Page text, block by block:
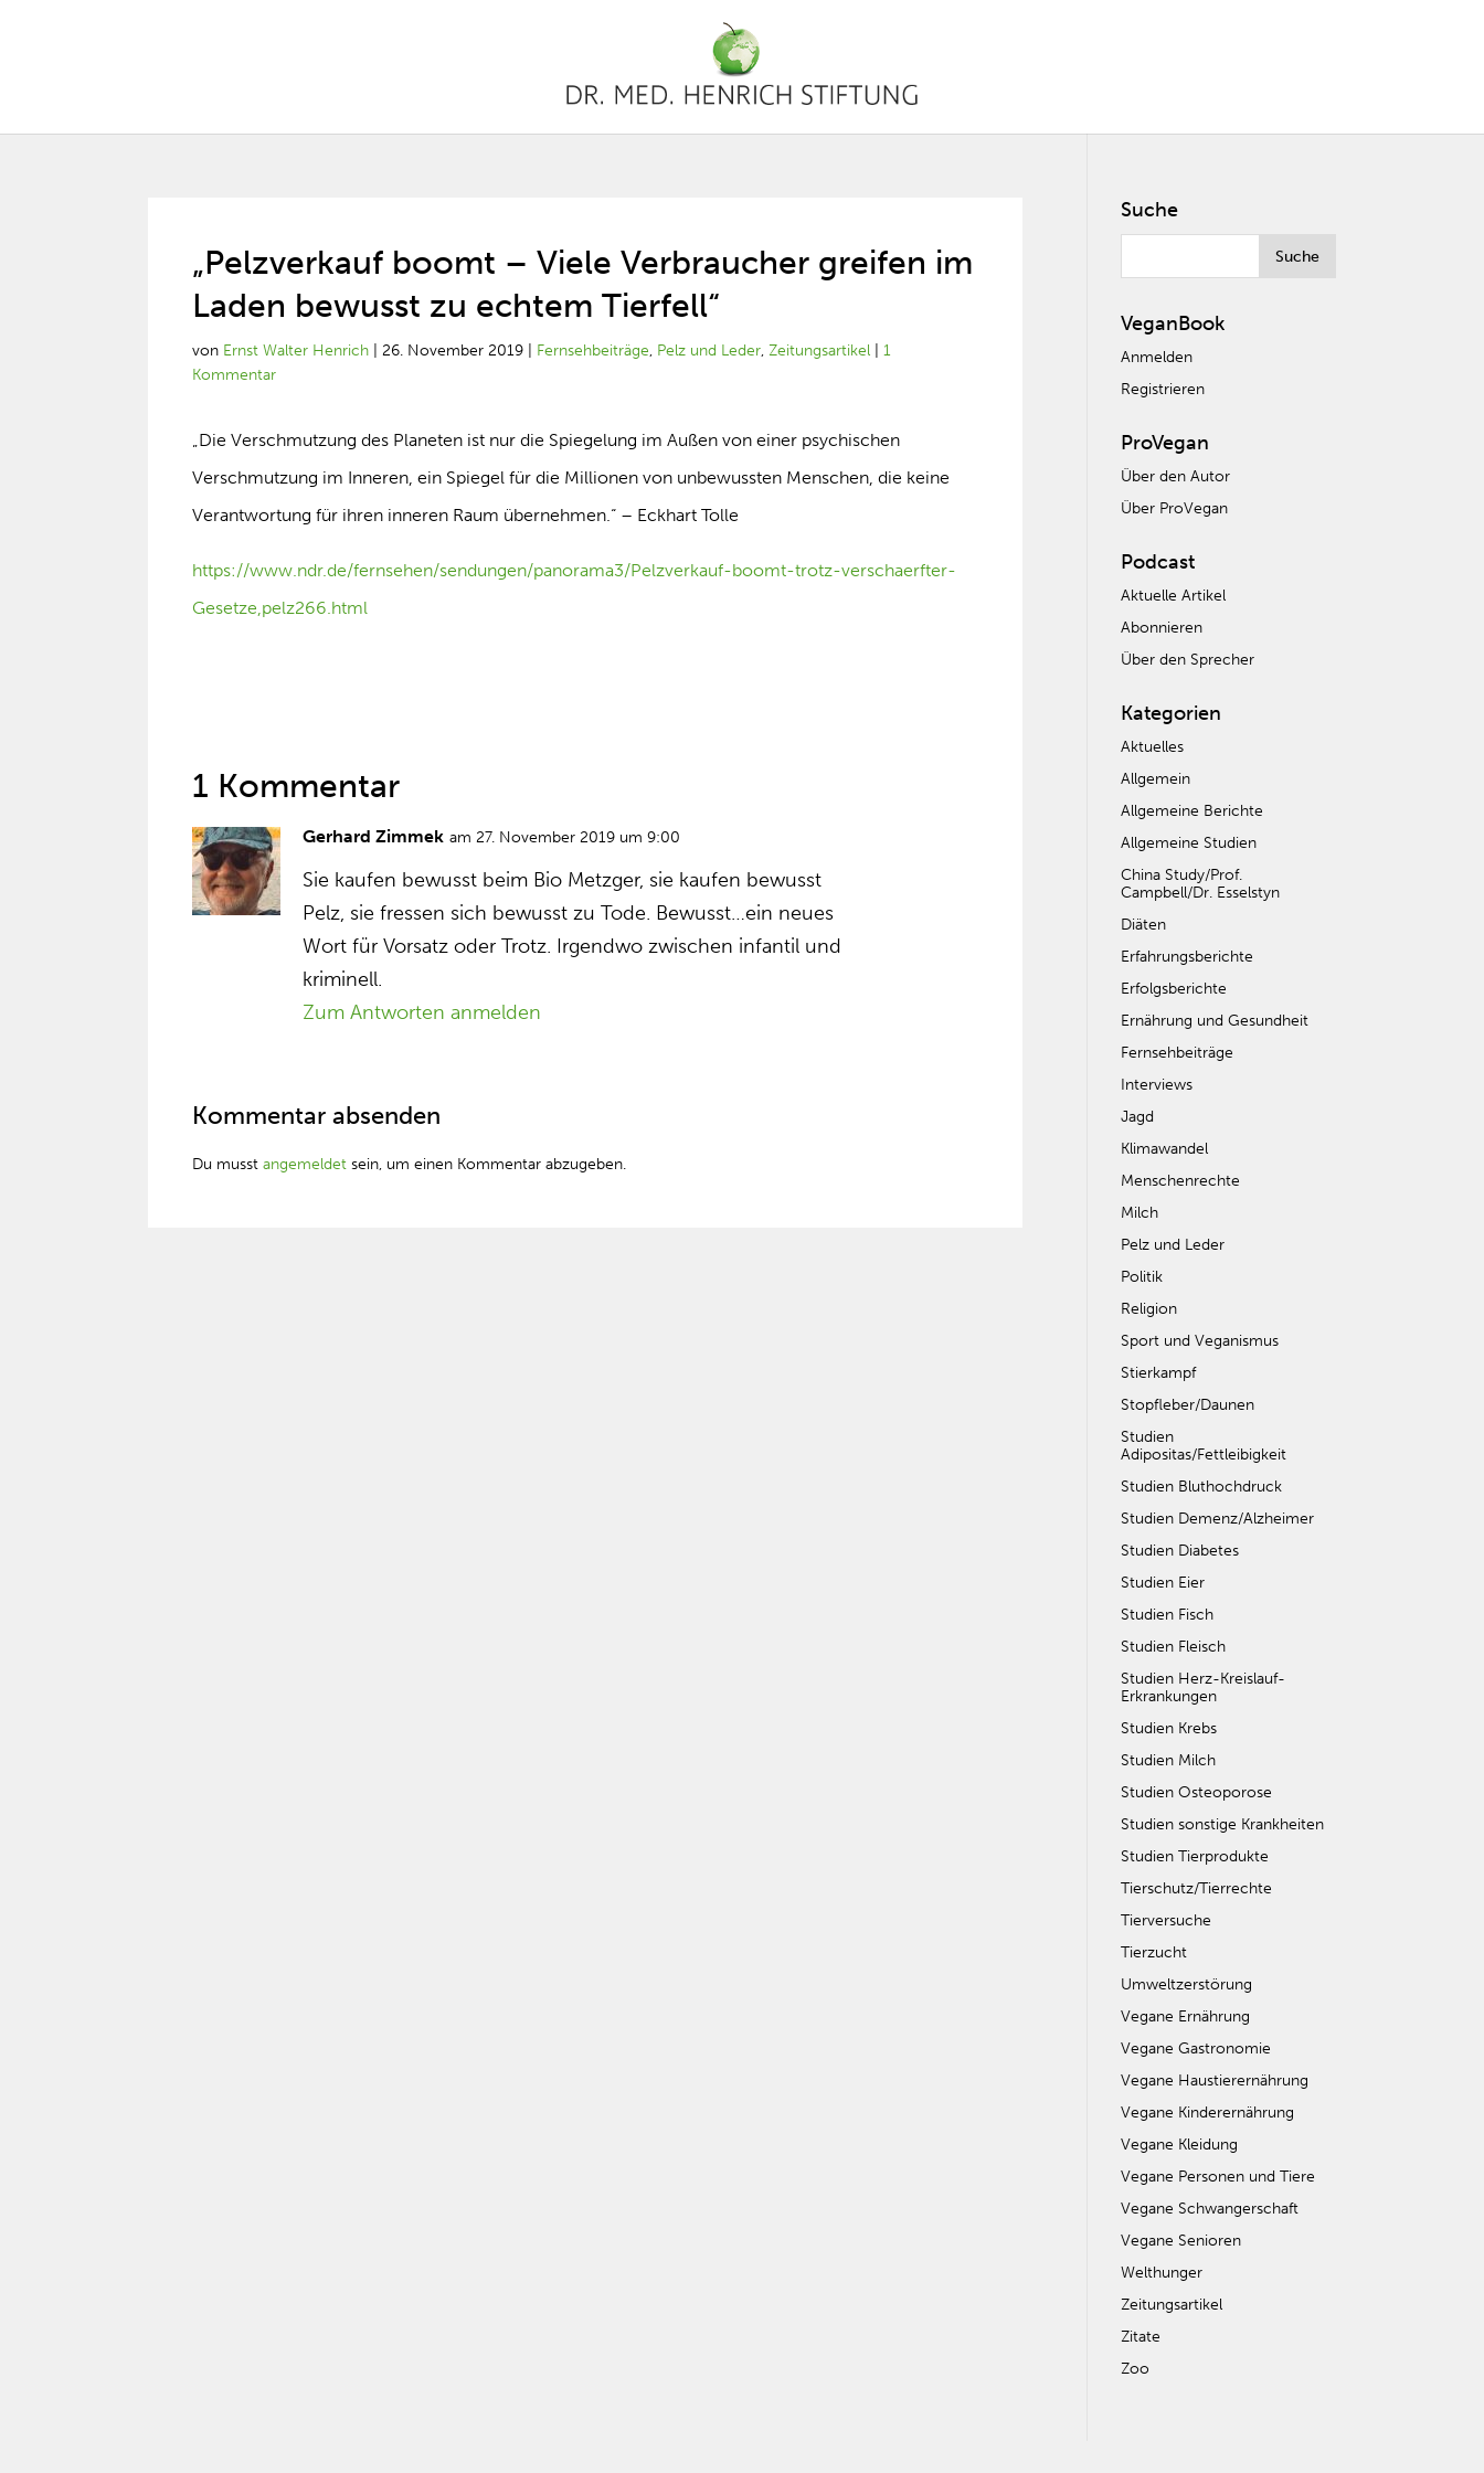
„Pelzverkauf boomt – Viele Verbraucher greifen im
Laden bewusst zu echtem Tierfell“
von Ernst Walter Henrich |26. November 2019 Fernsehbeiträge, Pelz und Leder,Zeitungsartikel |1
Kommentar
„Die Verschmutzung des Planeten ist nur die Spiegelung im Außen von einer psychischen
Verschmutzung im Inneren, ein Spiegel für die Millionen von unbewussten Menschen, die keine
Verantwortung für ihren inneren Raum übernehmen.“ – Eckhart Tolle
https://www.ndr.de/fernsehen/sendungen/panorama3/Pelzverkauf-boomt-trotz-verschaerfter-
Gesetze,pelz266.html
1 Kommentar
Gerhard Zimmek am 27. November 2019 um 9:00
Sie kaufen bewusst beim Bio Metzger, sie kaufen bewusst
Pelz, sie fressen sich bewusst zu Tode. Bewusst…ein neues
Wort für Vorsatz oder Trotz. Irgendwo zwischen infantil und
kriminell.
Zum Antworten anmelden
Kommentar absenden
Du musstangemeldet sein, um einen Kommentar abzugeben.
Suche
VeganBook
Anmelden
Registrieren
ProVegan
Über den Autor
Über ProVegan
Podcast
Aktuelle Artikel
Abonnieren
Über den Sprecher
Kategorien
Aktuelles
Allgemein
Allgemeine Berichte
Allgemeine Studien
China Study/Prof.
Campbell/Dr. Esselstyn
Diäten
Erfahrungsberichte
Erfolgsberichte
Ernährung und Gesundheit
Fernsehbeiträge
Interviews
Jagd
Klimawandel
Menschenrechte
Milch
Pelz und Leder
Politik
Religion
Sport und Veganismus
Stierkampf
Stopfleber/Daunen
Studien
Adipositas/Fettleibigkeit
Studien Bluthochdruck
Studien Demenz/Alzheimer
Studien Diabetes
Studien Eier
Studien Fisch
Studien Fleisch
Studien Herz-Kreislauf-
Erkrankungen
Studien Krebs
Studien Milch
Studien Osteoporose
Studien sonstige Krankheiten
Studien Tierprodukte
Tierschutz/Tierrechte
Tierversuche
Tierzucht
Umweltzerstörung
Vegane Ernährung
Vegane Gastronomie
Vegane Haustierernährung
Vegane Kinderernährung
Vegane Kleidung
Vegane Personen und Tiere
Vegane Schwangerschaft
Vegane Senioren
Welthunger
Zeitungsartikel
Zitate
Zoo